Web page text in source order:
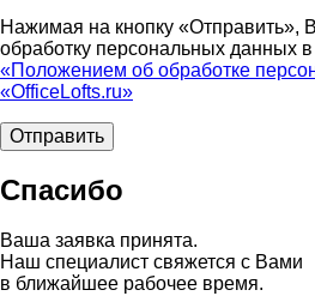
Нажимая на кнопку «Отправить»,
обработку персональных данных в
«Положением об обработке
«OfficeLofts.ru»
Спасибо
Ваша заявка принята.
Наш специалист свяжется с Вами
в ближайшее рабочее время.